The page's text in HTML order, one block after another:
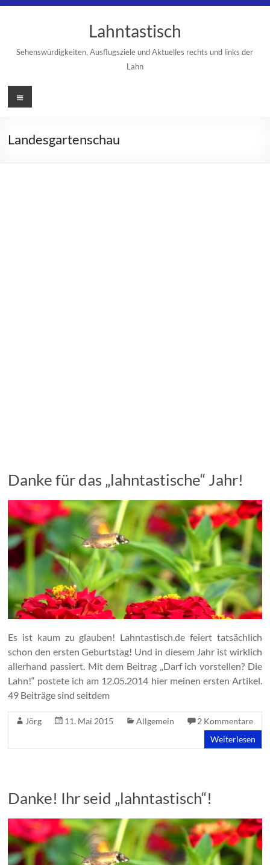
Lahntastisch
Sehenswürdigkeiten, Ausflugsziele und Aktuelles rechts und links der
Lahn
Menü
Landesgartenschau
Danke für das „lahntastische“ Jahr!
Es ist kaum zu glauben! Lahntastisch.de feiert tatsächlich
schon den ersten Geburtstag! Und in diesem Jahr ist wirklich
allerhand passiert. Mit dem Beitrag „Darf ich vorstellen? Die
Lahn!“ postete ich am 12.05.2014 hier meinen ersten Artikel.
49 Beiträge sind seitdem
Jörg 11. Mai 2015 Allgemein
2 Kommentare
Weiterlesen
Danke! Ihr seid „lahntastisch“!